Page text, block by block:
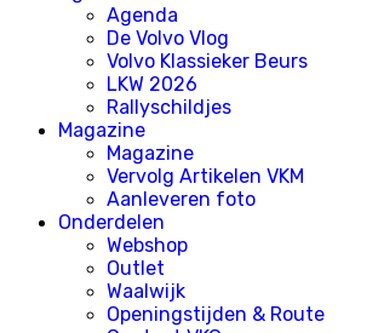
Agenda
De Volvo Vlog
Volvo Klassieker Beurs
LKW 2026
Rallyschildjes
Magazine
Magazine
Vervolg Artikelen VKM
Aanleveren foto
Onderdelen
Webshop
Outlet
Waalwijk
Openingstijden & Route